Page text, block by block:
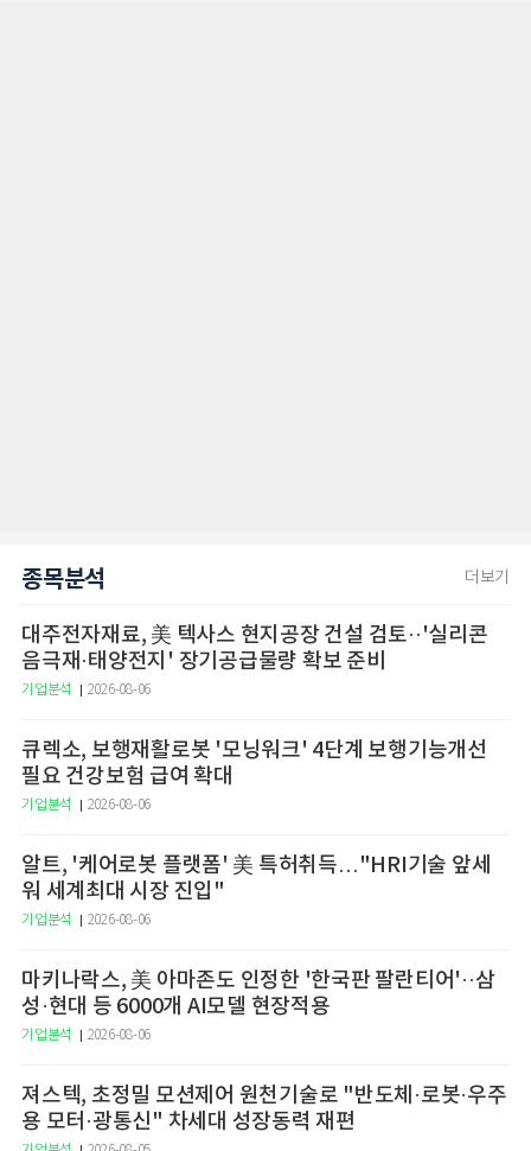
종목분석 더보기
대주전자재료, 美 텍사스 현지공장 건설 검토··'실리콘
음극재·태양전지' 장기공급물량 확보 준비
기업분석 2026-08-06
큐렉소, 보행재활로봇 '모닝워크' 4단계 보행기능개선
필요 건강보험 급여 확대
기업분석 2026-08-06
알트, '케어로봇 플랫폼' 美 특허취득…"HRI기술 앞세
워 세계최대 시장 진입"
기업분석 2026-08-06
마키나락스, 美 아마존도 인정한 '한국판 팔란티어'··삼
성·현대 등 6000개 AI모델 현장적용
기업분석 2026-08-06
져스텍, 초정밀 모션제어 원천기술로 "반도체·로봇·우주
용 모터·광통신" 차세대 성장동력 재편